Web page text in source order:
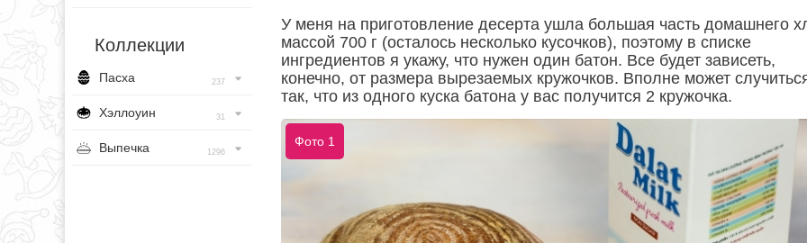
Коллекции
Пасха 237
Хэллоуин 31
Выпечка 1296
У меня на приготовление десерта ушла большая часть домашнего
массой 700 г (осталось несколько кусочков), поэтому в списке
ингредиентов я укажу, что нужен один батон. Все будет зависеть,
конечно, от размера вырезаемых кружочков. Вполне может
так, что из одного куска батона у вас получится 2 кружочка.
Фото 1